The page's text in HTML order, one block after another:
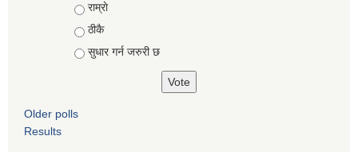
Choices
राम्राे
ठीकै
सुधार गर्न जरुरी छ
Older polls
Results